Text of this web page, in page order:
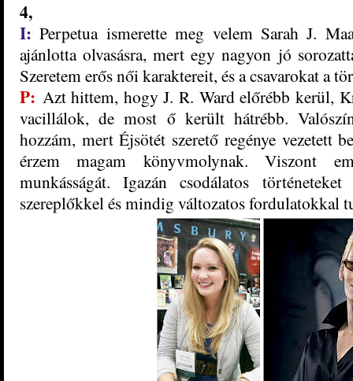
4,
I:Perpetua ismerette meg velem Sarah J.
ajánlotta olvasásra, mert egy nagyon jó
Szeretem erős női karaktereit, és a csavarokat a
P: Azt hittem, hogy J. R. Ward előrébb kerül,
vacillálok, de most ő került hátrébb.
hozzám, mert Éjsötét szerető regénye vezetett
érzem magam könyvmolynak. Viszont
munkásságát. Igazán csodálatos
szereplőkkel és mindig változatos fordulatokkal